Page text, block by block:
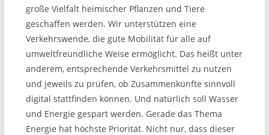
große Vielfalt heimischer Pflanzen und Tiere
geschaffen werden. Wir unterstützen eine
Verkehrswende, die gute Mobilität für alle auf
umweltfreundliche Weise ermöglicht. Das heißt unter
anderem, entsprechende Verkehrsmittel zu nutzen
und jeweils zu prüfen, ob Zusammenkünfte sinnvoll
digital stattfinden können. Und natürlich soll Wasser
und Energie gespart werden. Gerade das Thema
Energie hat höchste Priorität. Nicht nur, dass dieser